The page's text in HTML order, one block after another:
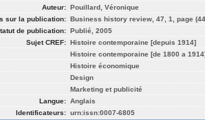
Auteur: Pouillard, Véronique
sur la publication: Business history review, 47, 1, page
de publication: Publié, 2005
Sujet CREF: Histoire contemporaine [depuis 1914]
Histoire contemporaine [de 1800 a
Histoire économique
Design
Marketing et publicité
Langue: Anglais
Identificateurs: urn:issn:0007-6805